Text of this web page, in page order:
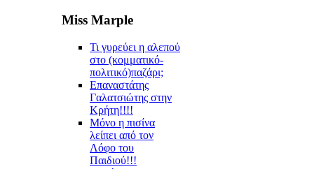
Miss Marple
Τι γυρεύει η αλεπού
στο (κομματικό-
πολιτικό)παζάρι;
Επαναστάτης
Γαλατσιώτης στην
Κρήτη!!!!
Μόνο η πισίνα
λείπει από τον
Λόφο του
Παιδιού!!!